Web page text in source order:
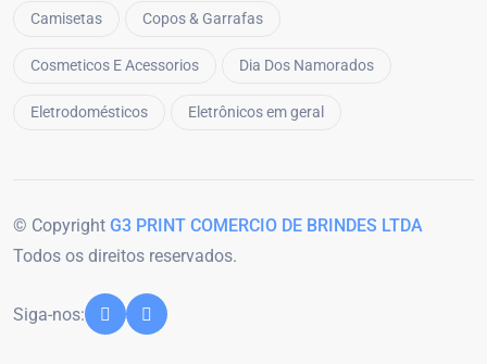
Camisetas Copos & Garrafas
Cosmeticos E Acessorios Dia Dos Namorados
Eletrodomésticos Eletrônicos em geral
© Copyright G3 PRINT COMERCIO DE BRINDES LTDA
Todos os direitos reservados.
Siga-nos: